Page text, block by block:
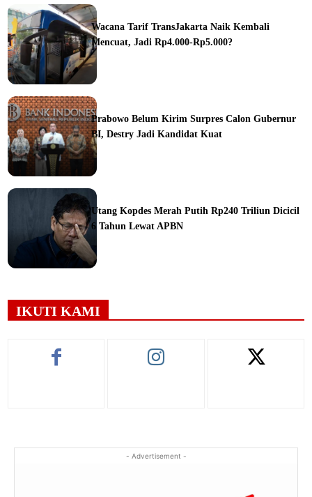
Wacana Tarif TransJakarta Naik Kembali
Mencuat, Jadi Rp4.000-Rp5.000?
Prabowo Belum Kirim Surpres Calon Gubernur
BI, Destry Jadi Kandidat Kuat
Utang Kopdes Merah Putih Rp240 Triliun Dicicil
6 Tahun Lewat APBN
IKUTI KAMI
- Advertisement -